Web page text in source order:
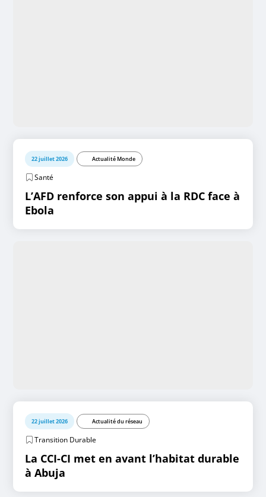
22 juillet 2026 Actualité Monde
Santé
L’AFD renforce son appui à la RDC face à
Ebola
22 juillet 2026 Actualité du réseau
Transition Durable
La CCI-CI met en avant l’habitat durable
à Abuja